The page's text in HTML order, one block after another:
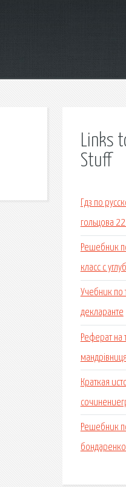
Links
Stuff
Гдз по
гольцова
Решебник
класс с
Учебник по
декларанте
Реферат на
мандрівниця
Краткая
Решебник